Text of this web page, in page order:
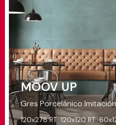
MOOV UP
Gres Porcelánico
120x278 RT 120x120 RT